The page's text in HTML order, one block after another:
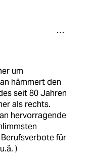
um
hämmert den
seit 80 Jahren
als rechts.
hervorragende
für
)